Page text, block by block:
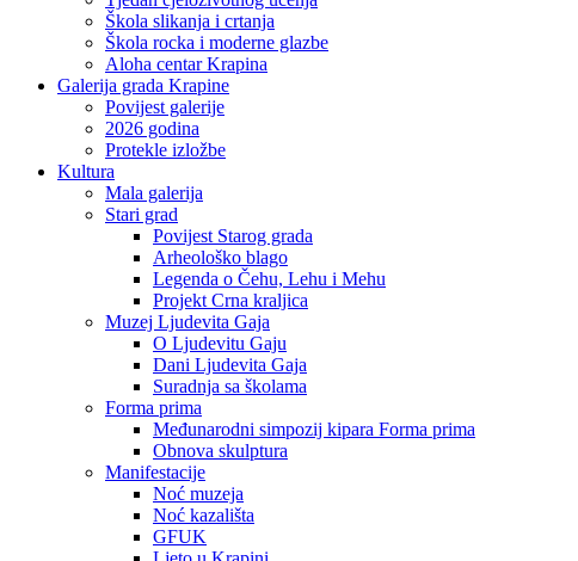
Škola slikanja i crtanja
Škola rocka i moderne glazbe
Aloha centar Krapina
Galerija grada Krapine
Povijest galerije
2026 godina
Protekle izložbe
Kultura
Mala galerija
Stari grad
Povijest Starog grada
Arheološko blago
Legenda o Čehu, Lehu i Mehu
Projekt Crna kraljica
Muzej Ljudevita Gaja
O Ljudevitu Gaju
Dani Ljudevita Gaja
Suradnja sa školama
Forma prima
Međunarodni simpozij kipara Forma prima
Obnova skulptura
Manifestacije
Noć muzeja
Noć kazališta
GFUK